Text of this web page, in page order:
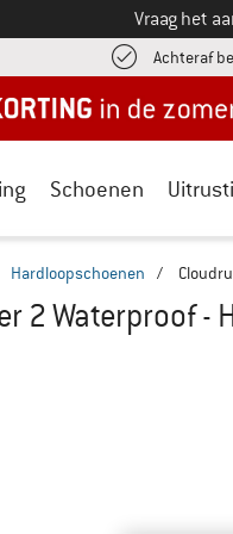
Vraag het
Achteraf
Schoenen
Hardloopschoenen /
2 Waterproof -